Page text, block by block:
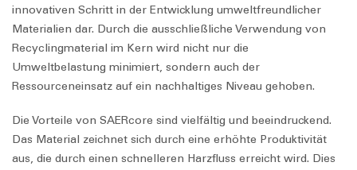
innovativen Schritt in der Entwicklung umweltfreundlicher
Materialien dar. Durch die ausschließliche Verwendung von
Recyclingmaterial im Kern wird nicht nur die
Umweltbelastung minimiert, sondern auch der
Ressourceneinsatz auf ein nachhaltiges Niveau gehoben.
Die Vorteile von SAERcore sind vielfältig und beeindruckend.
Das Material zeichnet sich durch eine erhöhte Produktivität
aus, die durch einen schnelleren Harzfluss erreicht wird. Dies